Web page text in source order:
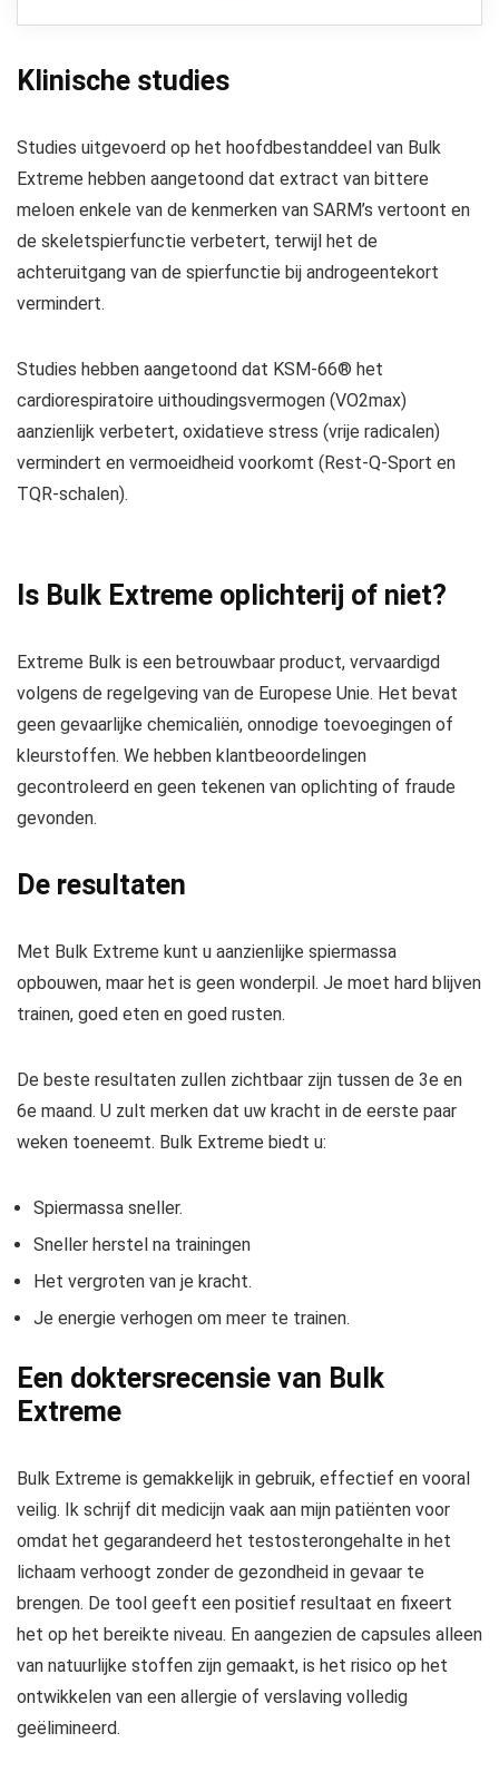
Klinische studies
Studies uitgevoerd op het hoofdbestanddeel van Bulk
Extreme hebben aangetoond dat extract van bittere
meloen enkele van de kenmerken van SARM’s vertoont en
de skeletspierfunctie verbetert, terwijl het de
achteruitgang van de spierfunctie bij androgeentekort
vermindert.
Studies hebben aangetoond dat KSM-66® het
cardiorespiratoire uithoudingsvermogen (VO2max)
aanzienlijk verbetert, oxidatieve stress (vrije radicalen)
vermindert en vermoeidheid voorkomt (Rest-Q-Sport en
TQR-schalen).
Is Bulk Extreme oplichterij of niet?
Extreme Bulk is een betrouwbaar product, vervaardigd
volgens de regelgeving van de Europese Unie. Het bevat
geen gevaarlijke chemicaliën, onnodige toevoegingen of
kleurstoffen. We hebben klantbeoordelingen
gecontroleerd en geen tekenen van oplichting of fraude
gevonden.
De resultaten
Met Bulk Extreme kunt u aanzienlijke spiermassa
opbouwen, maar het is geen wonderpil. Je moet hard blijven
trainen, goed eten en goed rusten.
De beste resultaten zullen zichtbaar zijn tussen de 3e en
6e maand. U zult merken dat uw kracht in de eerste paar
weken toeneemt. Bulk Extreme biedt u:
Spiermassa sneller.
Sneller herstel na trainingen
Het vergroten van je kracht.
Je energie verhogen om meer te trainen.
Een doktersrecensie van Bulk
Extreme
Bulk Extreme is gemakkelijk in gebruik, effectief en vooral
veilig. Ik schrijf dit medicijn vaak aan mijn patiënten voor
omdat het gegarandeerd het testosterongehalte in het
lichaam verhoogt zonder de gezondheid in gevaar te
brengen. De tool geeft een positief resultaat en fixeert
het op het bereikte niveau. En aangezien de capsules alleen
van natuurlijke stoffen zijn gemaakt, is het risico op het
ontwikkelen van een allergie of verslaving volledig
geëlimineerd.